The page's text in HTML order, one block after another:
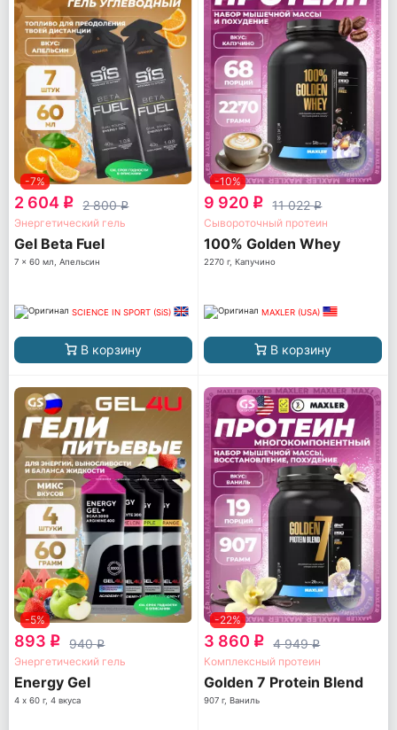
-7%
2 604 q 2 800q
Энергетический гель
Gel Beta Fuel
7 x 60 мл, Апельсин
SCIENCE IN SPORT (SiS)
В корзину
-10%
9 920 q 11 022q
Сывороточный протеин
100% Golden Whey
2270 г, Капучино
MAXLER (USA)
В корзину
-5%
893 q 940q
Энергетический гель
Energy Gel
4 х 60 г, 4 вкуса
-22%
3 860 q 4 949q
Комплексный протеин
Golden 7 Protein Blend
907 г, Ваниль